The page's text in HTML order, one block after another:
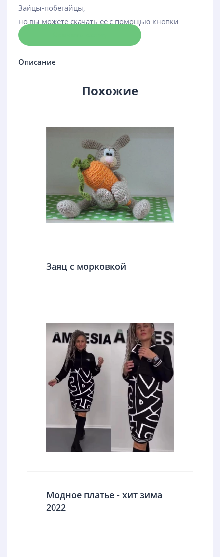
Зайцы-побегайцы,
но вы можете скачать ее с помощью кнопки
Описание
Похожие
Заяц с морковкой
Модное платье - хит зима
2022